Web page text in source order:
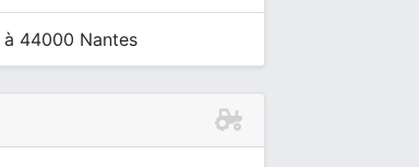
à 44000 Nantes